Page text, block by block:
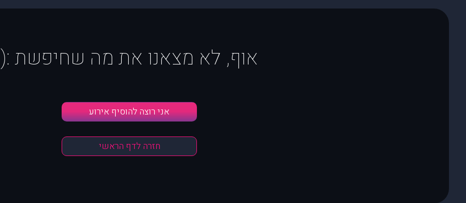
אוף, לא מצאנו את מה שחיפשת :(
אני רוצה להוסיף אירוע
חזרה לדף הראשי